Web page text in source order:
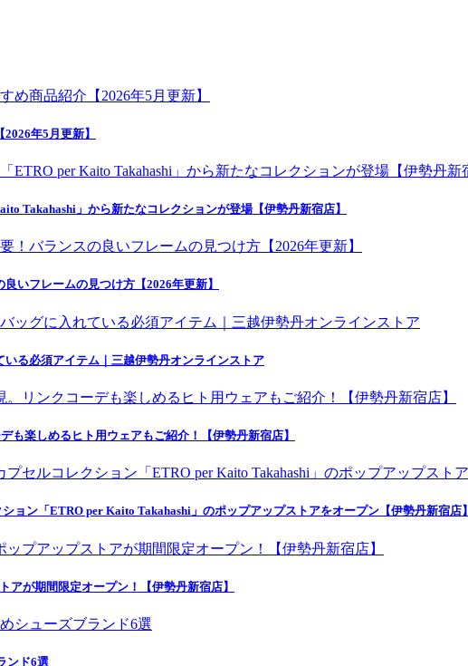
年5月更新】
Takahashi」から新たなコレクションが登場【伊勢丹新宿店】
いフレームの見つけ方【2026年更新】
いる必須アイテム｜三越伊勢丹オンラインストア
も楽しめるヒト用ウェアもご紹介！【伊勢丹新宿店】
ョン「ETRO per Kaito Takahashi」のポップアップストアをオープン【伊勢丹新宿店】
アが期間限定オープン！【伊勢丹新宿店】
ンド6選